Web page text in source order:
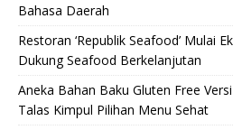
Bahasa Daerah
Restoran ‘Republik Seafood’ Mulai
Dukung Seafood Berkelanjutan
Aneka Bahan Baku Gluten Free
Talas Kimpul Pilihan Menu Sehat